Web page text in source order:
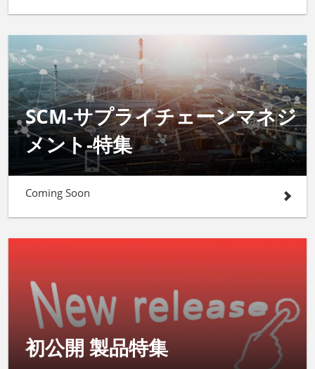
SCM-サプライチェーンマネジ
メント-特集
Coming Soon
初公開 製品特集